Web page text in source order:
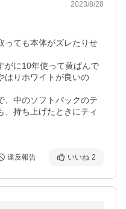
2023/8/28
っても本体がズレたりせ
がに10年使って黄ばんで
はりホワイトが良いの
、中のソフトパックのテ
、持ち上げたときにティ
違反報告 いいね 2